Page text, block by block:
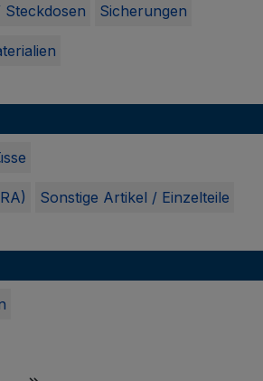
Sicherungen
Sonstige Artikel / Einzelteile